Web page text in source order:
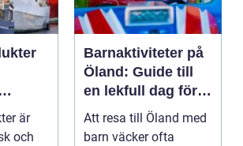
är
och
Barnaktiviteter på
Öland: Guide till
en lekfull dag för
hela familjen
Att resa till Öland med
barn väcker ofta